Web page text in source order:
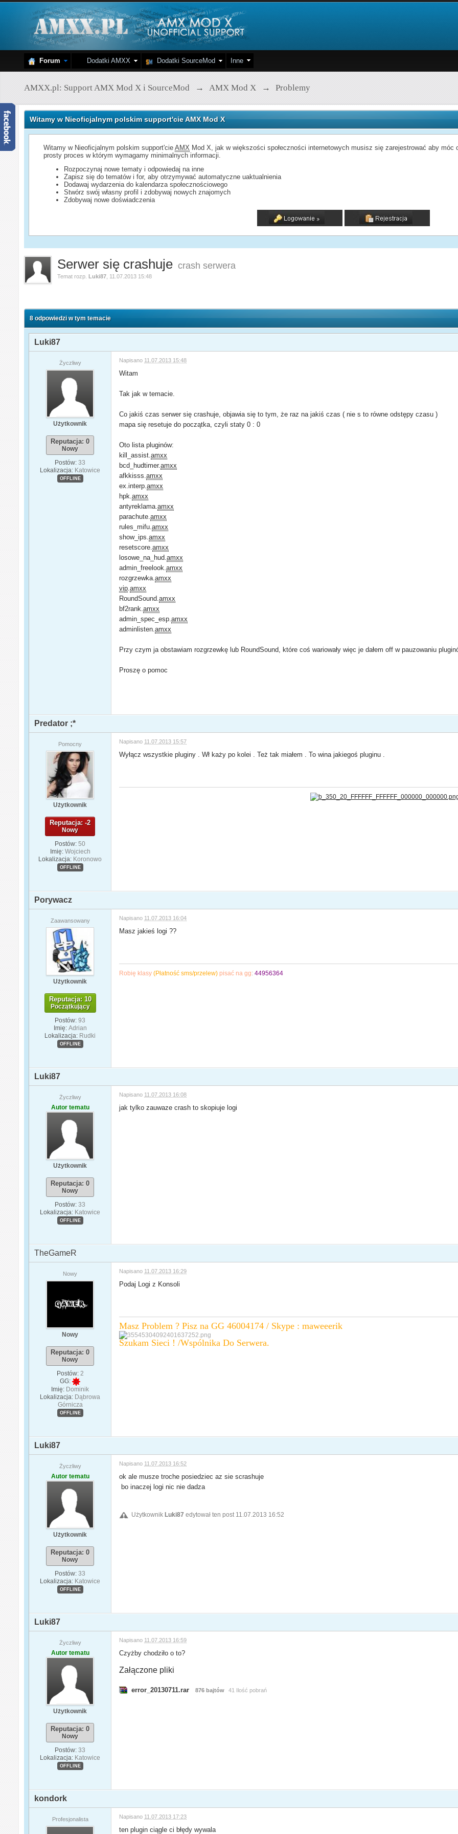
Forum Dodatki AMXX Dodatki SourceMod Inne
AMXX.pl: Support AMX Mod X i SourceMod → AMX Mod X → Problemy
Witamy w Nieoficjalnym polskim support'cie AMX Mod X
Witamy w Nieoficjalnym polskim support'cieAMX Mod X, jak w większości społeczności internetowych musisz się zarejestrować aby
prosty proces w którym wymagamy minimalnych informacji.
Rozpoczynaj nowe tematy i odpowiedaj na inne
Zapisz się do tematów i for, aby otrzymywać automatyczne uaktualnienia
Dodawaj wydarzenia do kalendarza społecznościowego
Stwórz swój własny profil i zdobywaj nowych znajomych
Zdobywaj nowe doświadczenia
Serwer się crashuje crash serwera
Temat rozp.Luki87 11.07.2013 15:48
8 odpowiedzi w tym temacie
Luki87
Życzliwy
Użytkownik
Reputacja: 0
Nowy
Postów: 33
Lokalizacja: Katowice
OFFLINE
Napisano 11.07.2013 15:48
Witam
Tak jak w temacie.
Co jakiś czas serwer się crashuje, objawia się to tym, że raz na jakiś czas ( nie s to równe odstępy czasu )
mapa się resetuje do początka, czyli staty 0 : 0
Oto lista pluginów:
kill_assist.amxx
bcd_hudtimer.amxx
afkkisss.amxx
ex.interp.amxx
hpk.amxx
antyreklama.amxx
parachute.amxx
rules_mifu.amxx
show_ips.amxx
resetscore.amxx
losowe_na_hud.amxx
admin_freelook.amxx
rozgrzewka.amxx
vip .amxx
RoundSound.amxx
bf2rank.amxx
admin_spec_esp.amxx
adminlisten.amxx
Przy czym ja obstawiam rozgrzewkę lub RoundSound, które coś wariowały więc je dałem off w pauzowaniu
Proszę o pomoc
Predator ;*
Pomocny
Użytkownik
Reputacja: -2
Nowy
Postów: 50
Imię: Wojciech
Lokalizacja: Koronowo
OFFLINE
Napisano 11.07.2013 15:57
Wyłącz wszystkie pluginy . Wł każy po kolei . Też tak miałem . To wina jakiegoś pluginu .
Porywacz
Zaawansowany
Użytkownik
Reputacja: 10
Początkujący
Postów: 93
Imię: Adrian
Lokalizacja: Rudki
OFFLINE
Napisano 11.07.2013 16:04
Masz jakieś logi ??
Robię klasy (Płatność sms/przelew) pisać na gg:44956364
Luki87
Życzliwy
Autor tematu
Użytkownik
Reputacja: 0
Nowy
Postów: 33
Lokalizacja: Katowice
OFFLINE
Napisano 11.07.2013 16:08
jak tylko zauwaze crash to skopiuje logi
TheGameR
Nowy
Nowy
Reputacja: 0
Nowy
Postów: 2
GG:
Imię: Dominik
Lokalizacja: Dąbrowa
Górnicza
OFFLINE
Napisano 11.07.2013 16:29
Podaj Logi z Konsoli
Masz Problem ? Pisz na GG 46004174 / Skype : maweeerik
Szukam Sieci ! /Wspólnika Do Serwera.
Luki87
Życzliwy
Autor tematu
Użytkownik
Reputacja: 0
Nowy
Postów: 33
Lokalizacja: Katowice
OFFLINE
Napisano 11.07.2013 16:52
ok ale musze troche posiedziec az sie scrashuje
bo inaczej logi nic nie dadza
UżytkownikLuki87 edytował ten post 11.07.2013 16:52
Luki87
Życzliwy
Autor tematu
Użytkownik
Reputacja: 0
Nowy
Postów: 33
Lokalizacja: Katowice
OFFLINE
Napisano 11.07.2013 16:59
Czyżby chodziło o to?
Załączone pliki
error_20130711.rar 876 bajtów 41 Ilość pobrań
kondork
Profesjonalista Napisano 11.07.2013 17:23
ten plugin ciągle ci błędy wywala